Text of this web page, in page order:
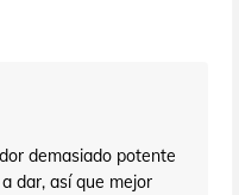
demasiado potente
dar, así que mejor